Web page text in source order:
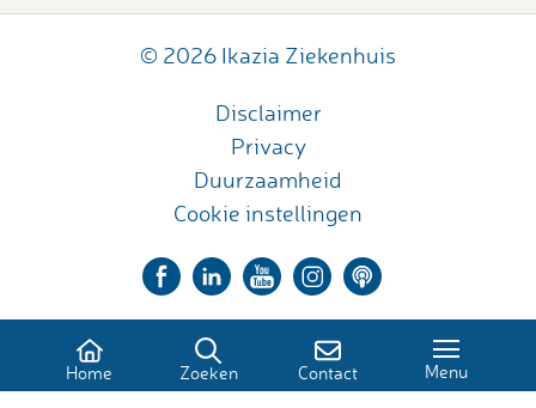
© 2026 Ikazia Ziekenhuis
Disclaimer
Privacy
Duurzaamheid
Cookie instellingen
Home Zoeken Contact Menu